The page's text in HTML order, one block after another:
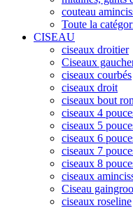
couteau
Toute la
CISEAU
ciseaux droitier
Ciseaux
ciseaux courbés
ciseaux droit
ciseaux bout
ciseaux 4
ciseaux 5
ciseaux 6
ciseaux 7
ciseaux 8
ciseaux
Ciseau
ciseaux roseline